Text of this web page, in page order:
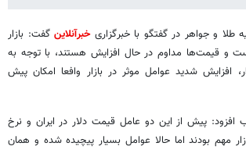
طلا و جواهر در گفتگو با خبرگزاریخبرآنلاینگفت: بازار
و قیمت‌ها مداوم در حال افزایش هستند، با توجه به
افزایش شدید عوامل موثر در بازار وافعا امکان پیش
پیش از این دو عامل قیمت دلار در ایران و نرخ
مهم بودند اما حالا عوامل بسیار پیچیده شده و همان